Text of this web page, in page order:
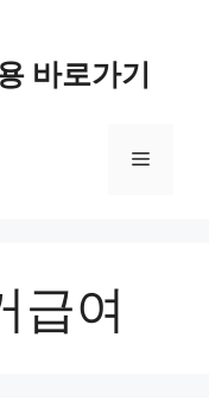
바로가기
메
급여